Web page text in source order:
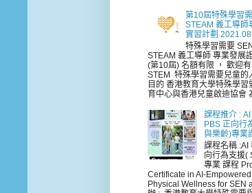
第10屆特殊學習
STEAM 義工導師
實習計劃
特殊學習需要
STEAM 義工導師 專業發展
(第10屆) 名額有限 ， 歡迎
STEM 特殊學習需要兒童的
目的 香港教育大學特殊學習
育中心與香港兒童啟迪協會
課程推介 : AI
PBS 正向行
與樂齡)專業
課程名稱 :AI
向行為支援(
專業 課程
Certificate in AI-
Physical Wellness for SEN